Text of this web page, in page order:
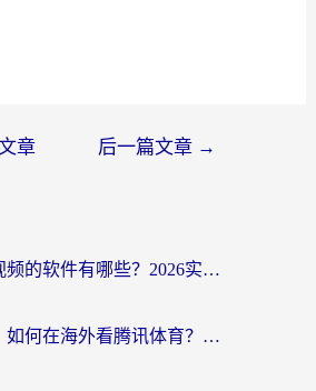
章 后一篇文章 →
海外看腾讯视频的软件有哪些？2026实测有效，留学生都在用的回国加速器指南
海外党必看：如何在海外看腾讯体育？解决赛事直播地区限制的终极指南